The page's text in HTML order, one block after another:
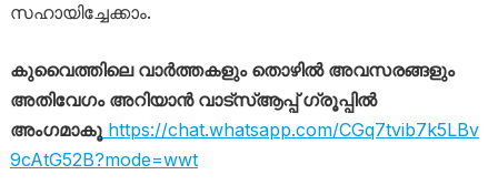
സഹായിച്ചേക്കാം.
കുവൈത്തിലെ വാർത്തകളും തൊഴിൽ അവസരങ്ങളും
അതിവേഗം അറിയാൻ വാട്സ്ആപ്പ് ഗ്രൂപ്പിൽ
അംഗമാകൂhttps://chat.whatsapp.com/CGq7tvib7k5LBv
9cAtG52B?mode=wwt